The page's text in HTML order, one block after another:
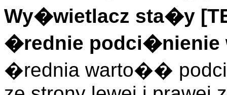
Wy�wietlacz sta�y
�rednie podci�nienie
�rednia warto��